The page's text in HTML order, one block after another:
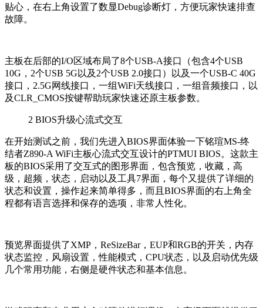
贴心，在右上角设置了数显Debug诊断灯，方便玩家快速排查
故障。
主板在后部的I/O区域布局了8个USB-A接口（包含4个USB
10G，2个USB 5G以及2个USB 2.0接口）以及一个USB-C 40G
接口，2.5G网线接口，一组WiFi天线接口，一组音频接口，以
及CLR_CMOS按键帮助玩家快速还原主板参数。
2 BIOS升级心流式交互
在开始测试之前，我们先进入BIOS界面体验一下铭瑄MS-终
结者Z890-A WiFi主板心流式交互设计的PTMUI BIOS。这款主
板的BIOS采用了交互式的图形界面，包含预览，收藏，高
级，超频，状态，启动以及工具7界面，每个又提供了详细的
状态和设置，操作起来简单得多，而且BIOS界面的右上角全
程都有语言选择和保存的选项，非常人性化。
预览界面提供了XMP，ReSizeBar，EUP和RGB的开关，内存
状态监控，风扇设置，性能模式，CPU状态，以及启动优先级
几个常用功能，右侧是硬件状态和基本信息。